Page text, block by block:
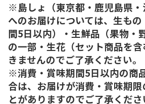
※島しょ（東京都・鹿児島県・
へのお届けについては、生も
間5日以内）・生鮮品（果物・
の一部・生花（セット商品を
きませんのでご了承ください。
※消費・賞味期間5日以内の商
合は、お届けが消費・賞味期
とがありますのでご了承くださ